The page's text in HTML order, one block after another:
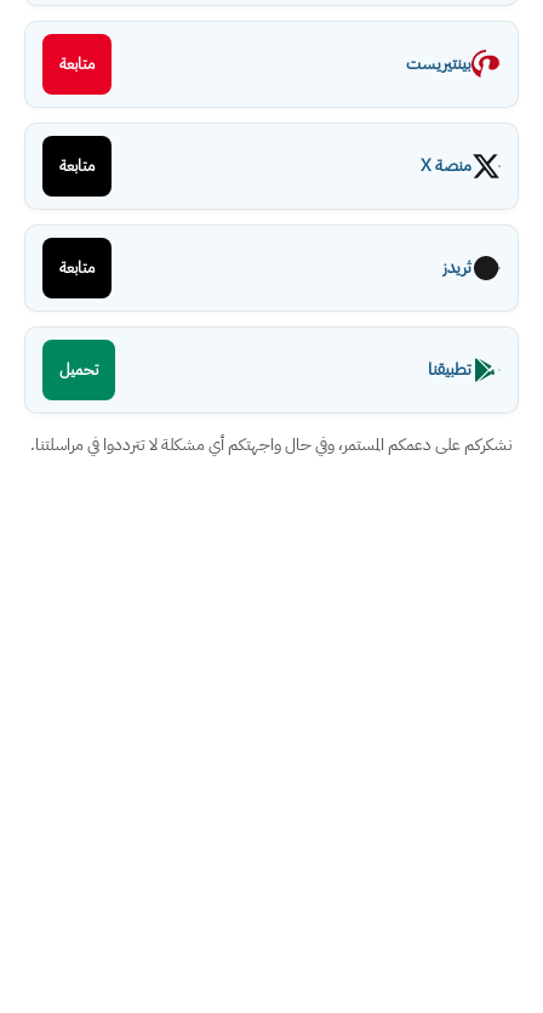
بينتيريست متابعة
منصة X متابعة
ثريدز متابعة
تطبيقنا تحميل
نشكركم على دعمكم المستمر، وفي حال واجهتكم أي مشكلة لا تترددوا في مراسلتنا.